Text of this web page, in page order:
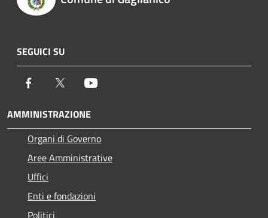
SEGUICI SU
Facebook Twitter
AMMINISTRAZIONE
Organi di Governo
Aree Amministrative
Uffici
Enti e fondazioni
Politici